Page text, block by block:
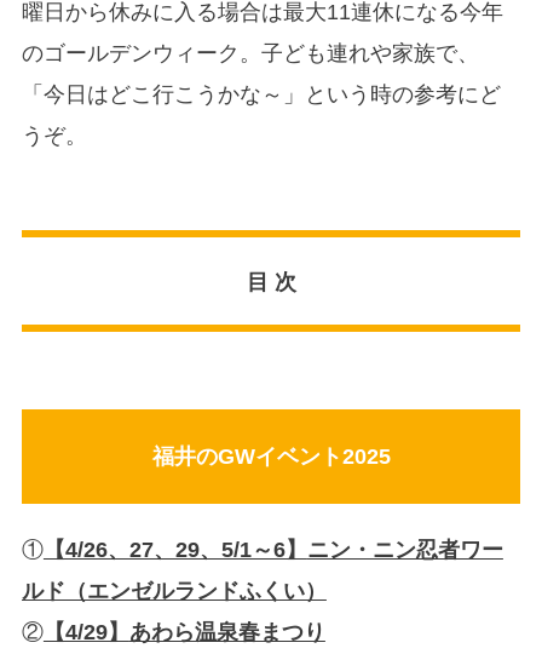
曜日から休みに入る場合は最大11連休になる今年
のゴールデンウィーク。子ども連れや家族で、
「今日はどこ行こうかな～」という時の参考にど
うぞ。
目 次
福井のGWイベント2025
①【4/26、27、29、5/1～6】 ニン・ニン忍者ワー
ルド（エンゼルランドふくい）
②【4/29】 あわら温泉春まつり